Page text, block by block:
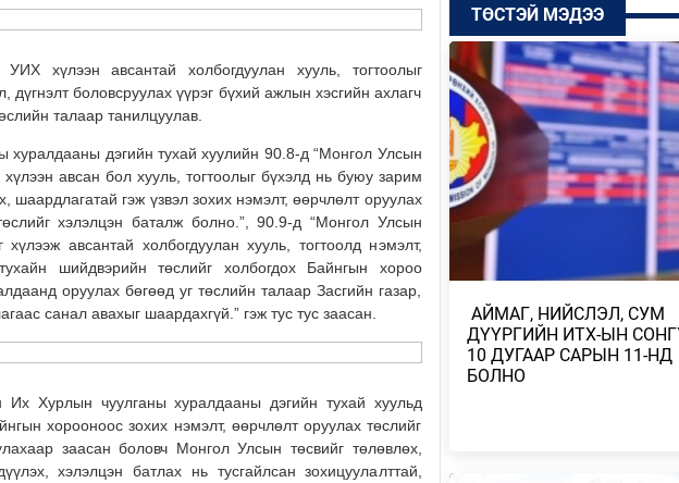
хүлээн авсантай холбогдуулан хууль, тогтоолыг
дүгнэлт боловсруулах үүрэг бүхий ажлын хэсгийн ахлагч
талаар танилцуулав.
хуралдааны дэгийн тухай хуулийн 90.8-д “Монгол Улсын
хүлээн авсан бол хууль, тогтоолыг бүхэлд нь буюу зарим
шаардлагатай гэж үзвэл зохих нэмэлт, өөрчлөлт оруулах
хэлэлцэн баталж болно.”, 90.9-д “Монгол Улсын
хүлээж авсантай холбогдуулан хууль, тогтоолд нэмэлт,
шийдвэрийн төслийг холбогдох Байнгын хороо
оруулах бөгөөд уг төслийн талаар Засгийн газар,
санал авахыг шаардахгүй.” гэж тус тус заасан.
Их Хурлын чуулганы хуралдааны дэгийн тухай хуульд
хорооноос зохих нэмэлт, өөрчлөлт оруулах төслийг
заасан боловч Монгол Улсын төсвийг төлөвлөх,
хэлэлцэн батлах нь тусгайлсан зохицуулалттай,
МОНГОЛБАНК КОЙН ИНВЕСТ
КОМПАНИТАЙ ДУРСГАЛЫН
ШИНЭ ТӨСЛҮҮД ХЭРЭГЖ…
Өчигдөр
МИАТ ТӨХК БОИНГ
ХАМТЫН АЖИЛЛАГААГАА
ӨРГӨЖҮҮЛНЭ
Өчигдөр
МОНГОЛ-АЛТАЙ, ХӨВСГӨЛИЙН
УУЛАРХАГ НУТАГ, УВС
ХОТГОР, ИДЭР, ТЭС,…
Өчигдөр
МОНГОЛ-АЛТАЙ, ХӨВСГӨЛИЙН
ТӨСТЭЙ МЭДЭЭ
​ АЙМАГ, НИЙСЛЭЛ, СУМ
ДҮҮРГИЙН ИТХ-ЫН
10 ДУГААР САРЫН 11-НД
БОЛНО